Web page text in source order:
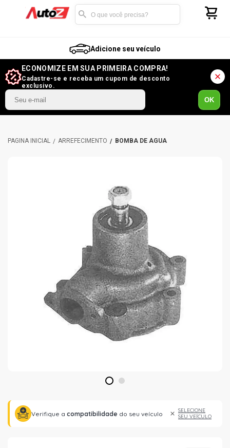
Adicione seu veículo
ECONOMIZE EM SUA PRIMEIRA COMPRA!
Cadastre-se e receba um cupom de desconto
exclusivo.
OK
ARREFECIMENTO BOMBA DE ÁGUA
1 2
Verifique a compatibilidade do seu veículo
SELECIONE
SEU VEÍCULO